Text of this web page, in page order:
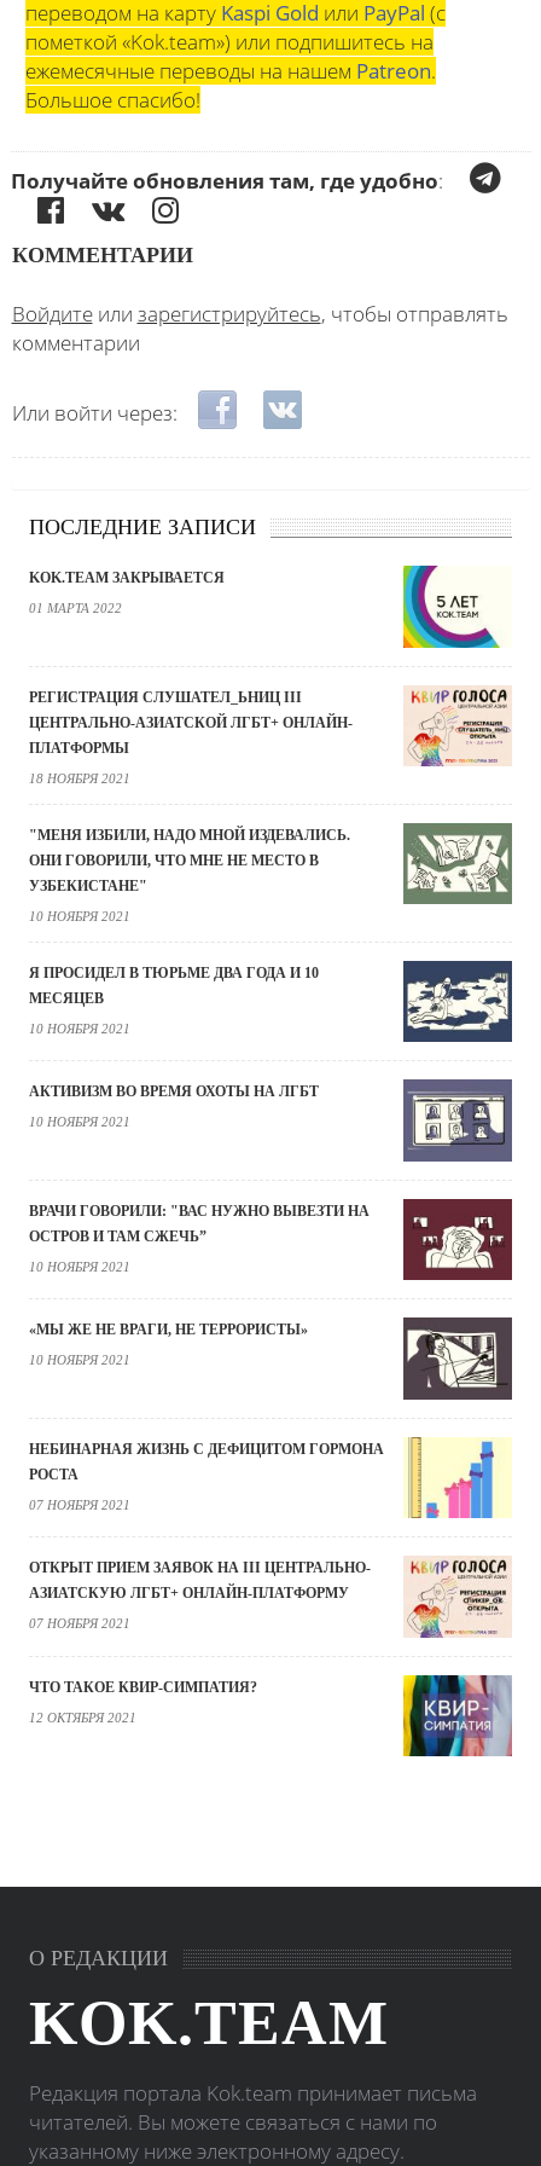
переводом на карту Kaspi Gold или PayPal (с
пометкой «Kok.team») или подпишитесь на
ежемесячные переводы на нашем Patreon.
Большое спасибо!
Получайте обновления там, где удобно:
КОММЕНТАРИИ
Войдитеили зарегистрируйтесь, чтобы отправлять
комментарии
Или войти через: Login with Facebook
Login with ВКонтакте
ПОСЛЕДНИЕ ЗАПИСИ
KOK.TEAM ЗАКРЫВАЕТСЯ
01 МАРТА 2022
РЕГИСТРАЦИЯ СЛУШАТЕЛ_ЬНИЦ III
ЦЕНТРАЛЬНО-АЗИАТСКОЙ ЛГБТ+ ОНЛАЙН-
ПЛАТФОРМЫ
18 НОЯБРЯ 2021
"МЕНЯ ИЗБИЛИ, НАДО МНОЙ ИЗДЕВАЛИСЬ.
ОНИ ГОВОРИЛИ, ЧТО МНЕ НЕ МЕСТО В
УЗБЕКИСТАНЕ"
10 НОЯБРЯ 2021
Я ПРОСИДЕЛ В ТЮРЬМЕ ДВА ГОДА И 10
МЕСЯЦЕВ
10 НОЯБРЯ 2021
АКТИВИЗМ ВО ВРЕМЯ ОХОТЫ НА ЛГБТ
10 НОЯБРЯ 2021
ВРАЧИ ГОВОРИЛИ: "ВАС НУЖНО ВЫВЕЗТИ НА
ОСТРОВ И ТАМ СЖЕЧЬ”
10 НОЯБРЯ 2021
«МЫ ЖЕ НЕ ВРАГИ, НЕ ТЕРРОРИСТЫ»
10 НОЯБРЯ 2021
НЕБИНАРНАЯ ЖИЗНЬ С ДЕФИЦИТОМ ГОРМОНА
РОСТА
07 НОЯБРЯ 2021
ОТКРЫТ ПРИЕМ ЗАЯВОК НА III ЦЕНТРАЛЬНО-
АЗИАТСКУЮ ЛГБТ+ ОНЛАЙН-ПЛАТФОРМУ
07 НОЯБРЯ 2021
ЧТО ТАКОЕ КВИР-СИМПАТИЯ?
12 ОКТЯБРЯ 2021
О РЕДАКЦИИ
KOK.TEAM
Редакция портала Kok.team принимает письма
читателей. Вы можете связаться с нами по
указанному ниже электронному адресу.